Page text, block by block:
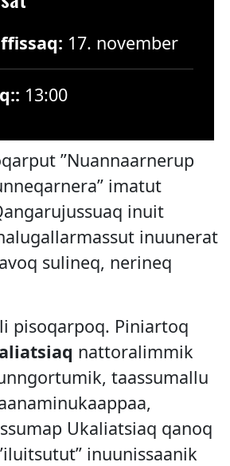
17. november
13:00
”Nuannaarnerup
imatut
inuit
inuunerat
sulineq, nerineq
pisoqarpoq. Piniartoq
nattoralimmik
taassumallu
Ukaliatsiaq qanoq
inuunissaanik